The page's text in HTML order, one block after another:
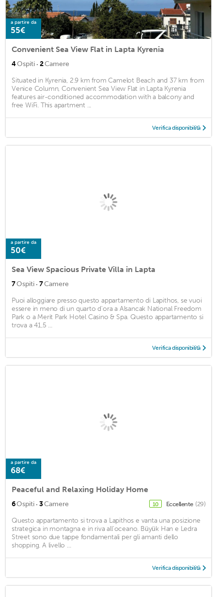
a partire da
55€
Convenient Sea View Flat in Lapta Kyrenia
4Ospiti · 2Camere
Situated in Kyrenia, 2.9 km from Camelot Beach and 37 km from
Venice Column, Convenient Sea View Flat in Lapta Kyrenia
features air-conditioned accommodation with a balcony and
free WiFi. This apartment ...
Verifica disponibilità
a partire da
50€
Sea View Spacious Private Villa in Lapta
7Ospiti · 7Camere
Puoi alloggiare presso questo appartamento di Lapithos, se vuoi
essere in meno di un quarto d'ora a Alsancak National Freedom
Park o a Merit Park Hotel Casino & Spa. Questo appartamento si
trova a 41,5 ...
Verifica disponibilità
a partire da
68€
Peaceful and Relaxing Holiday Home
6Ospiti · 3Camere 10 Eccellente (29)
Questo appartamento si trova a Lapithos e vanta una posizione
strategica in montagna e in riva all'oceano. Büyük Han e Ledra
Street sono due tappe fondamentali per gli amanti dello
shopping. A livello ...
Verifica disponibilità